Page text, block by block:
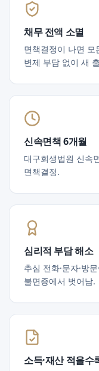
채무 전액 소멸
면책결정이 나면
변제 부담 없이 새
신속면책 6개월
대구회생법원 신속
면책결정.
심리적 부담 해소
추심 전화·문자·방
불면증에서 벗어남.
소득·재산 적을수